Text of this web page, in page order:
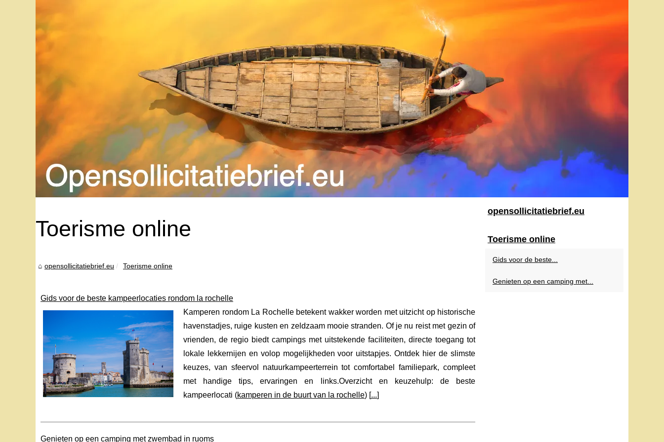
Toerisme online
opensollicitatiebrief.eu Toerisme online
Gids voor de beste kampeerlocaties rondom la rochelle
Kamperen rondom La Rochelle betekent wakker worden met uitzicht op historische
havenstadjes, ruige kusten en zeldzaam mooie stranden. Of je nu reist met gezin of
vrienden, de regio biedt campings met uitstekende faciliteiten, directe toegang tot
lokale lekkernijen en volop mogelijkheden voor uitstapjes. Ontdek hier de slimste
keuzes, van sfeervol natuurkampeerterrein tot comfortabel familiepark, compleet
met handige tips, ervaringen en links.Overzicht en keuzehulp: de beste
kampeerlocati (kamperen in de buurt van la rochelle) [...]
Genieten op een camping met zwembad in ruoms
opensollicitatiebrief.eu
Toerisme online
Gids voor de beste...
Genieten op een camping met...